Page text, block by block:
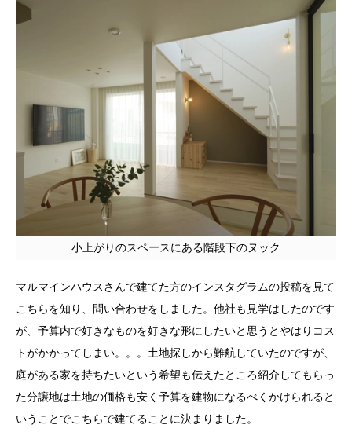
小上がりのスペースにある階段下のヌック
マルマインハウスさんで建てた方のインスタグラムの投稿を見て
こちらを知り、問い合わせをしました。他社も見学はしたのです
が、予算内で好きなものを好きな形にしたいと思うとやはりコス
トがかかってしまい。。。土地探しから難航していたのですが、
庭がある家を持ちたいという希望も伝えたところ紹介してもらっ
た分譲地は土地の価格も安く予算を建物になるべくかけられると
いうことでこちらで建てることに決まりました。